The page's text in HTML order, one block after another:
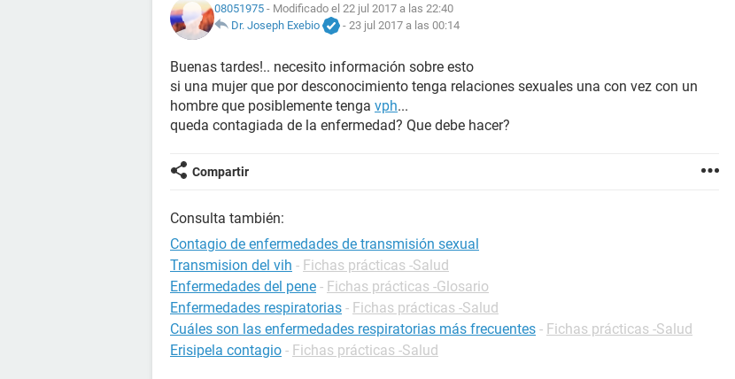
08051975 - Modificado el 22 jul 2017 a las 22:40
Dr. Joseph Exebio
- 23 jul 2017 a las 00:14
Buenas tardes!.. necesito información sobre esto
si una mujer que por desconocimiento tenga relaciones sexuales una con vez con un
hombre que posiblemente tenga vph...
queda contagiada de la enfermedad? Que debe hacer?
Compartir
Consulta también:
Contagio de enfermedades de transmisión sexual
Transmision del vih - Fichas prácticas -Salud
Enfermedades del pene - Fichas prácticas -Glosario
Enfermedades respiratorias - Fichas prácticas -Salud
Cuáles son las enfermedades respiratorias más frecuentes - Fichas prácticas -Salud
Erisipela contagio - Fichas prácticas -Salud